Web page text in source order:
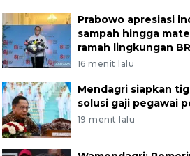
Prabowo apresiasi
sampah hingga
ramah lingkungan
16 menit lalu
Mendagri siapkan
solusi gaji pegawai
19 menit lalu